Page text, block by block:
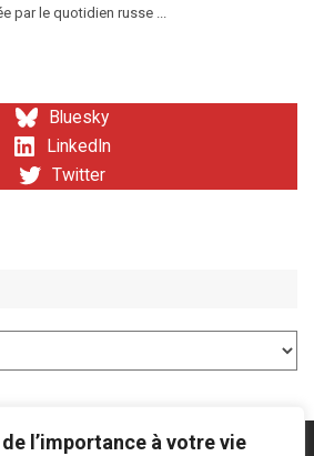
l’importance à votre vie
par le quotidien russe ...
Bluesky
LinkedIn
Twitter